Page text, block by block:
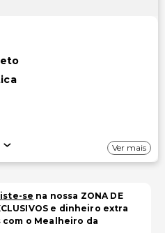
nas proximidades
Ver mais
se na nossa ZONA DE
e dinheiro extra
com o Mealheiro da